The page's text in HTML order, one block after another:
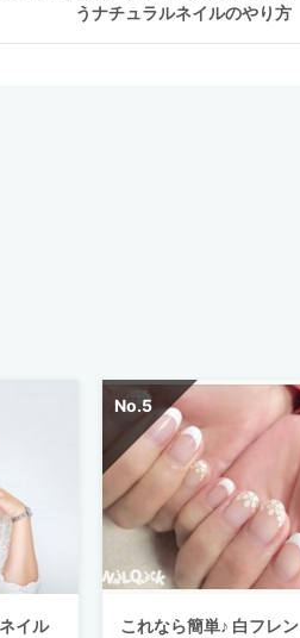
うナチュラルネイルのやり方
イル
これなら簡単♪ 白フレン